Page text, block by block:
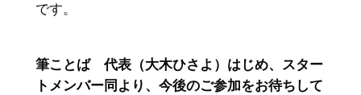
です。
筆ことば 代表（大木ひさよ）はじめ、スター
トメンバー同より、今後のご参加をお待ちして